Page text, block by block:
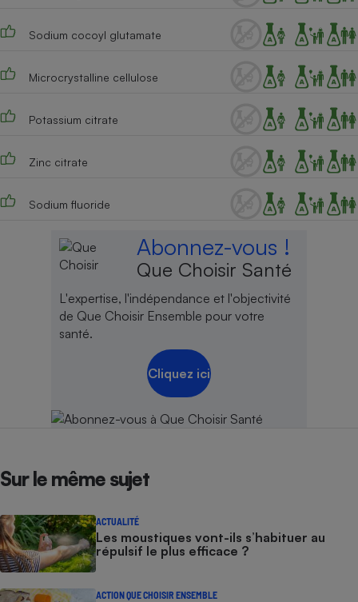
Sodium cocoyl glutamate
Microcrystalline cellulose
Potassium citrate
Zinc citrate
Sodium fluoride
Abonnez-vous !
Que Choisir Santé
L'expertise, l'indépendance et l'objectivité
de Que Choisir Ensemble pour votre
santé.
Cliquez ici
Sur le même sujet
ACTUALITÉ
Les moustiques vont-ils s’habituer au
répulsif le plus efficace ?
ACTION QUE CHOISIR ENSEMBLE
Cafetière à expressos
Robot ménager